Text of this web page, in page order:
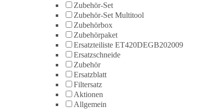
Zubehör-Set
Zubehör-Set Multitool
Zubehörbox
Zubehörpaket
Ersatzteiliste ET420DEGB202009
Ersatzschneide
Zubehör
Ersatzblatt
Filtersatz
Aktionen
Allgemein